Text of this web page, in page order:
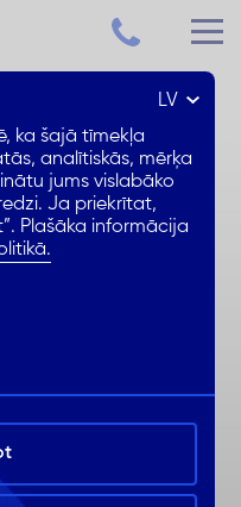
000 €
LV
ka šajā tīmekļa
analītiskās, mērķa
jums vislabāko
Ja priekrītat,
Plašāka informācija